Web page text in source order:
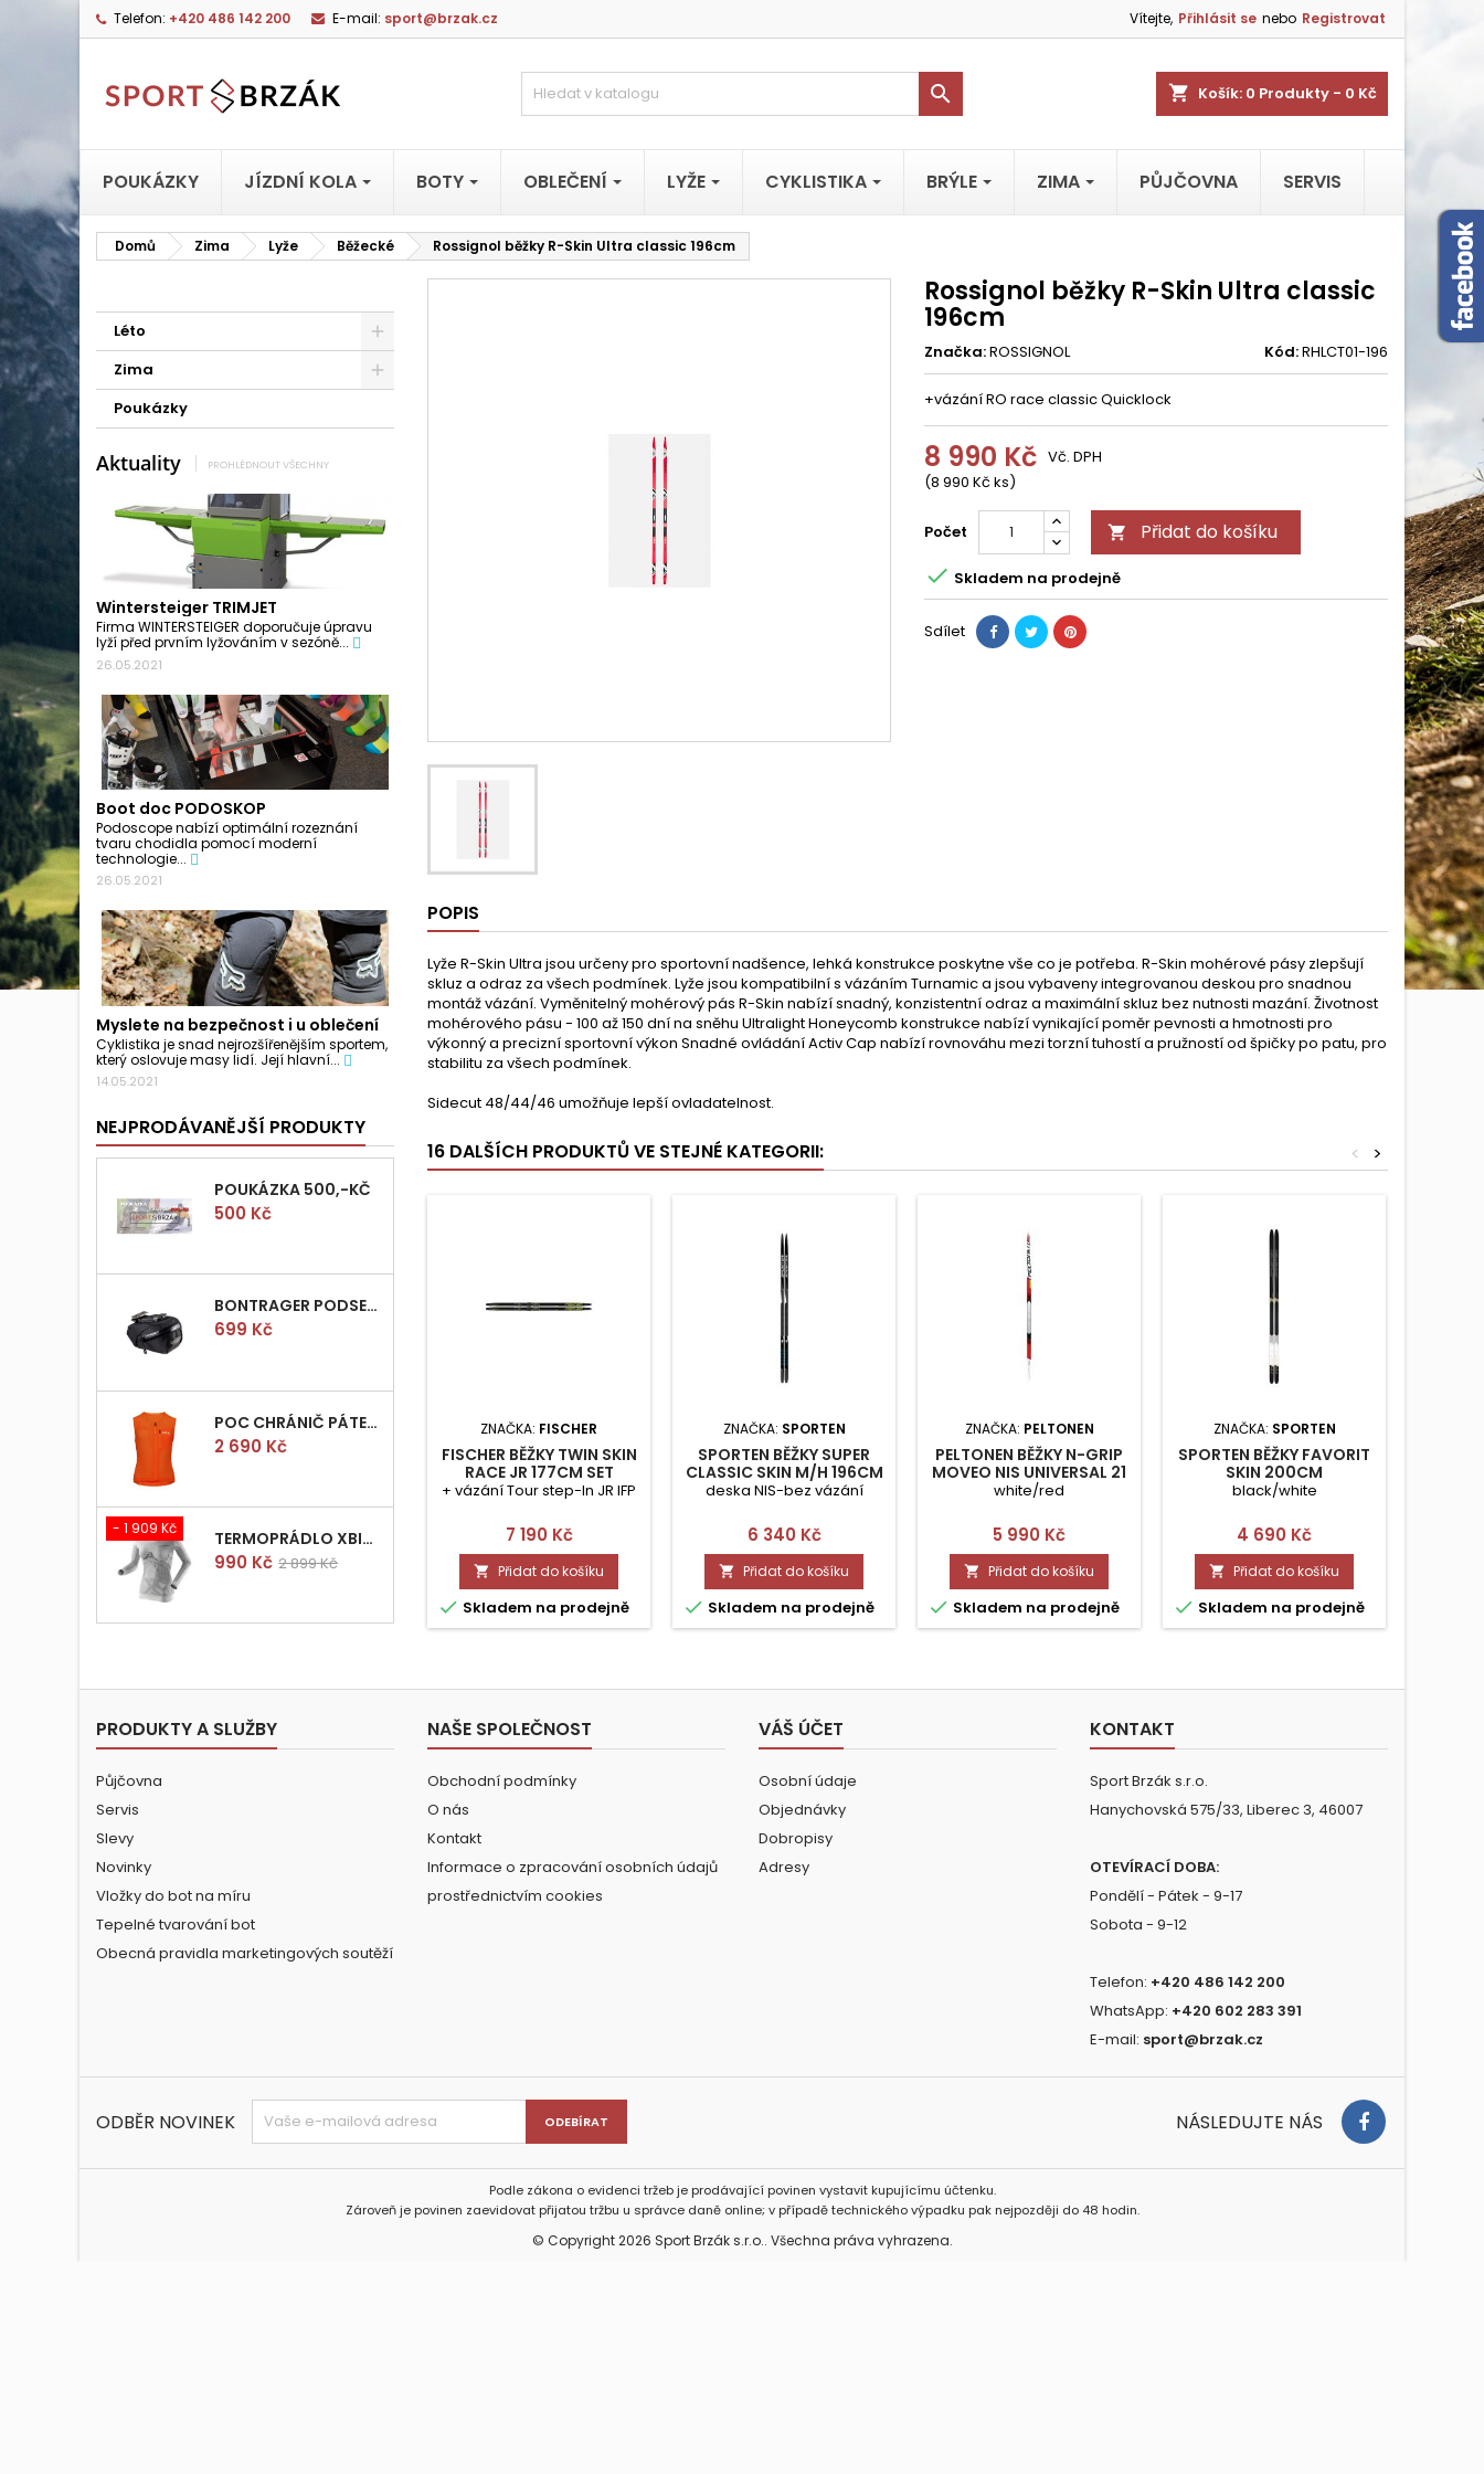
Telefon: +420 486 142 200 E-mail: sport@brzak.cz Vítejte, Přihlásit se nebo Registrovat
shopping_cart Košík: 0 Produkty - 0 Kč

POUKÁZKY JÍZDNÍ KOLA BOTY OBLEČENÍ LYŽE CYKLISTIKA BRÝLE ZIMA PŮJČOVNA SERVIS
Domů Zima Lyže Běžecké Rossignol běžky R-Skin Ultra classic 196cm
Léto
Zima
Poukázky
Aktuality PROHLÉDNOUT VŠECHNY
Wintersteiger TRIMJET
Firma WINTERSTEIGER doporučuje úpravu
lyží před prvním lyžováním v sezóně...
26.05.2021
Boot doc PODOSKOP
Podoscope nabízí optimální rozeznání
tvaru chodidla pomocí moderní
technologie...
26.05.2021
Myslete na bezpečnost i u oblečení
Cyklistika je snad nejrozšířenějším sportem,
který oslovuje masy lidí. Její hlavní...
14.05.2021
NEJPRODÁVANĚJŠÍ PRODUKTY
POUKÁZKA 500,-KČ
Cena
500 Kč
BONTRAGER PODSEDLOVÁ BRAŠNIČKA PRO QUICK S
Cena
699 Kč
POC CHRÁNIČ PÁTEŘE POCITO VPD AIR VEST VEL.M
Cena
2 690 Kč
- 1 909 Kč TERMOPRÁDLO XBIONIC RADIACTOR WOMAN SHIRT LONGS L/XL
Cena
990 Kč Běžná
2 899 Kč
Rossignol běžky R-Skin Ultra classic
196cm
Značka:ROSSIGNOL Kód:RHLCT01-196
+vázání RO race classic Quicklock
8 990 Kč
(8 990 Kč ks)
Vč. DPH
Počet  Přidat do košíku
 Skladem na prodejně
Sdílet
POPIS
Lyže R-Skin Ultra jsou určeny pro sportovní nadšence, lehká konstrukce poskytne vše co je potřeba. R-Skin mohérové pásy zlepšují
skluz a odraz za všech podmínek. Lyže jsou kompatibilní s vázáním Turnamic a jsou vybaveny integrovanou deskou pro snadnou
montáž vázání. Vyměnitelný mohérový pás R-Skin nabízí snadný, konzistentní odraz a maximální skluz bez nutnosti mazání. Životnost
mohérového pásu - 100 až 150 dní na sněhu Ultralight Honeycomb konstrukce nabízí vynikající poměr pevnosti a hmotnosti pro
výkonný a precizní sportovní výkon Snadné ovládání Activ Cap nabízí rovnováhu mezi torzní tuhostí a pružností od špičky po patu, pro
stabilitu za všech podmínek.
Sidecut 48/44/46 umožňuje lepší ovladatelnost.
16 DALŠÍCH PRODUKTŮ VE STEJNÉ KATEGORII: >
<
ZNAČKA: FISCHER
FISCHER BĚŽKY TWIN SKIN
RACE JR 177CM SET
+ vázání Tour step-In JR IFP
Cena
7 190 Kč
 Přidat do košíku
 Skladem na prodejně
ZNAČKA: SPORTEN
SPORTEN BĚŽKY SUPER
CLASSIC SKIN M/H 196CM
deska NIS-bez vázání
Cena
6 340 Kč
 Přidat do košíku
 Skladem na prodejně
ZNAČKA: PELTONEN
PELTONEN BĚŽKY N-GRIP
MOVEO NIS UNIVERSAL 21
174 CM
white/red
Cena
5 990 Kč
 Přidat do košíku
 Skladem na prodejně
ZNAČKA: SPORTEN
SPORTEN BĚŽKY FAVORIT
SKIN 200CM
black/white
Cena
4 690 Kč
 Přidat do košíku
 Skladem na prodejně
PRODUKTY A SLUŽBY
Půjčovna
Servis
Slevy
Novinky
Vložky do bot na míru
Tepelné tvarování bot
Obecná pravidla marketingových soutěží
NAŠE SPOLEČNOST
Obchodní podmínky
O nás
Kontakt
Informace o zpracování osobních údajů
prostřednictvím cookies
VÁŠ ÚČET
Osobní údaje
Objednávky
Dobropisy
Adresy
KONTAKT
Sport Brzák s.r.o.
Hanychovská 575/33, Liberec 3, 46007
OTEVÍRACÍ DOBA:
Pondělí - Pátek - 9-17
Sobota - 9-12
Telefon: +420 486 142 200
WhatsApp: +420 602 283 391
E-mail: sport@brzak.cz
ODBĚR NOVINEK NÁSLEDUJTE NÁS
Podle zákona o evidenci tržeb je prodávající povinen vystavit kupujícímu účtenku.
Zároveň je povinen zaevidovat přijatou tržbu u správce daně online; v případě technického výpadku pak nejpozději do 48 hodin.
© Copyright 2026 Sport Brzák s.r.o.. Všechna práva vyhrazena.